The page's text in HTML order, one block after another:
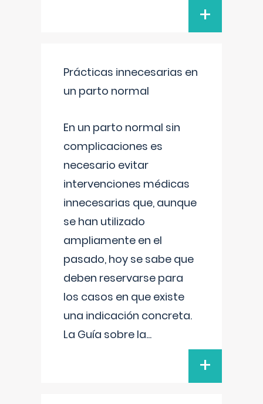
+
Prácticas innecesarias en
un parto normal
En un parto normal sin
complicaciones es
necesario evitar
intervenciones médicas
innecesarias que, aunque
se han utilizado
ampliamente en el
pasado, hoy se sabe que
deben reservarse para
los casos en que existe
una indicación concreta.
La Guía sobre la...
+